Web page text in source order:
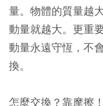
量。物體的質量越
動量就越大。更重
動量永遠守恆，不
換。
怎麼交換？靠摩擦